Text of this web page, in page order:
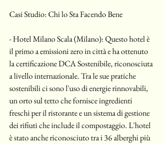
Casi Studio: Chi lo Sta Facendo Bene
- Hotel Milano Scala (Milano): Questo hotel è
il primo a emissioni zero in città e ha ottenuto
la certificazione DCA Sostenibile, riconosciuta
a livello internazionale. Tra le sue pratiche
sostenibili ci sono l'uso di energie rinnovabili,
un orto sul tetto che fornisce ingredienti
freschi per il ristorante e un sistema di gestione
dei rifiuti che include il compostaggio. L'hotel
è stato anche riconosciuto tra i 36 alberghi più